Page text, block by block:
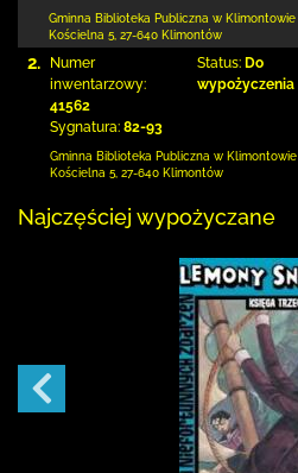
Gminna Biblioteka Publiczna w Klimontowie
Kościelna 5 27-640 Klimontów
2.
Numer
inwentarzowy:
41562
Sygnatura: 82-93
Status: Do
wypożyczenia
Gminna Biblioteka Publiczna w Klimontowie
Kościelna 5 27-640 Klimontów
Najczęściej wypożyczane